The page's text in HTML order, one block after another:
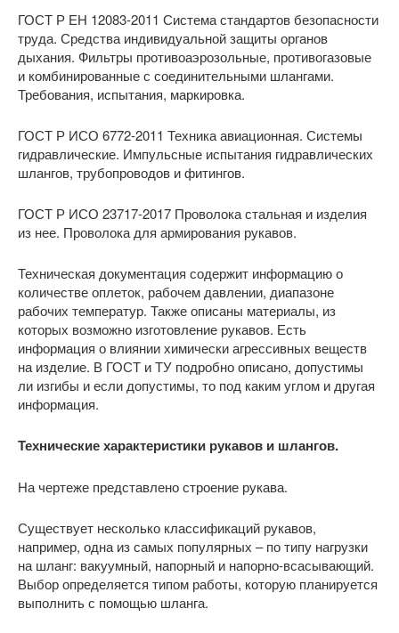
ГОСТ Р ЕН 12083-2011 Система стандартов безопасности
труда. Средства индивидуальной защиты органов
дыхания. Фильтры противоаэрозольные, противогазовые
и комбинированные с соединительными шлангами.
Требования, испытания, маркировка.
ГОСТ Р ИСО 6772-2011 Техника авиационная. Системы
гидравлические. Импульсные испытания гидравлических
шлангов, трубопроводов и фитингов.
ГОСТ Р ИСО 23717-2017 Проволока стальная и изделия
из нее. Проволока для армирования рукавов.
Техническая документация содержит информацию о
количестве оплеток, рабочем давлении, диапазоне
рабочих температур. Также описаны материалы, из
которых возможно изготовление рукавов. Есть
информация о влиянии химически агрессивных веществ
на изделие. В ГОСТ и ТУ подробно описано, допустимы
ли изгибы и если допустимы, то под каким углом и другая
информация.
Технические характеристики рукавов и шлангов.
На чертеже представлено строение рукава.
Существует несколько классификаций рукавов,
например, одна из самых популярных – по типу нагрузки
на шланг: вакуумный, напорный и напорно-всасывающий.
Выбор определяется типом работы, которую планируется
выполнить с помощью шланга.